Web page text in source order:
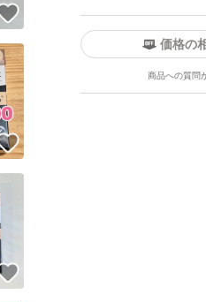
ン オークル10 レ
績について
価格の
商品への質問
いいね！